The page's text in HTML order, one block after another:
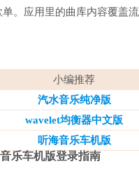
。应用里的曲库内容覆盖
小编推荐
汽水音乐纯净版
wavelet均衡器中文版
听海音乐车机版
音乐车机版登录指南